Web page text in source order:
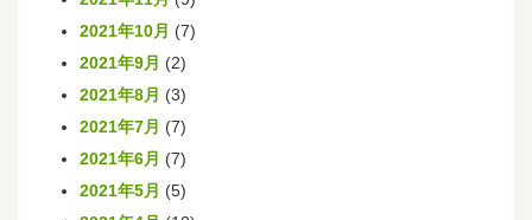
2021年10月 (7)
2021年9月 (2)
2021年8月 (3)
2021年7月 (7)
2021年6月 (7)
2021年5月 (5)